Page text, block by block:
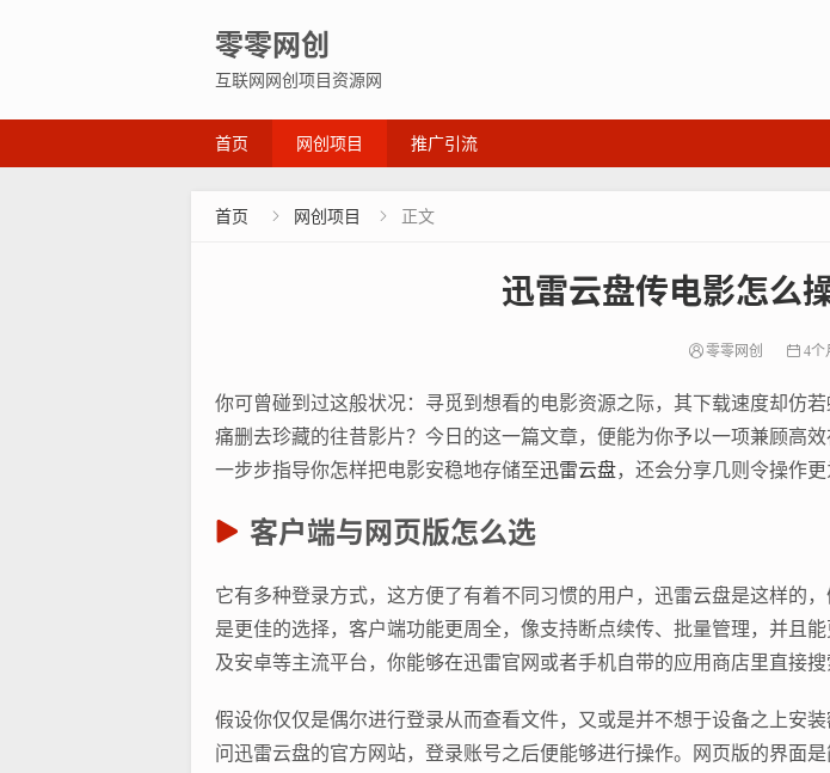
零零网创
互联网网创项目资源网
首页 网创项目 推广引流
首页  网创项目  正文
迅雷云盘传电影怎么
零零网创 4个
你可曾碰到过这般状况：寻觅到想看的电影资源之际，其下载速度却仿
痛删去珍藏的往昔影片？今日的这一篇文章，便能为你予以一项兼顾高
一步步指导你怎样把电影安稳地存储至迅雷云盘，还会分享几则令操作
客户端与网页版怎么选
它有多种登录方式，这方便了有着不同习惯的用户，迅雷云盘是这样的
是更佳的选择，客户端功能更周全，像支持断点续传、批量管理，并且
及安卓等主流平台，你能够在迅雷官网或者手机自带的应用商店里直接搜
假设你仅仅是偶尔进行登录从而查看文件，又或是并不想于设备之上安
问迅雷云盘的官方网站，登录账号之后便能够进行操作。网页版的界面